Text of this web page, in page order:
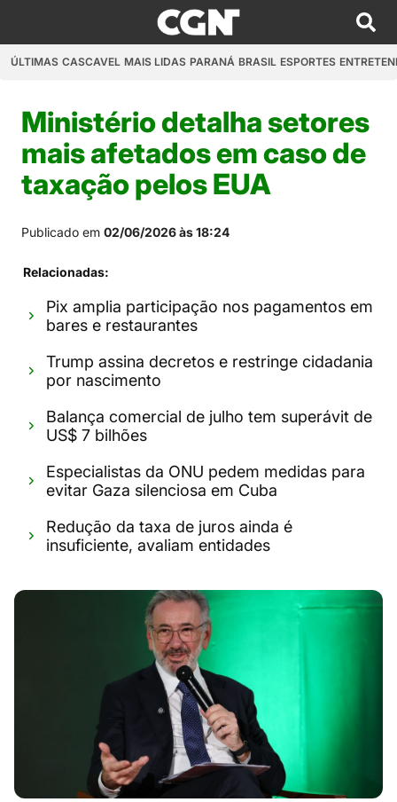
ÚLTIMAS CASCAVEL MAIS LIDAS PARANÁ BRASIL ESPORTES
Ministério detalha setores
mais afetados em caso de
taxação pelos EUA
Publicado em 02/06/2026 às 18:24
Relacionadas:
Pix amplia participação nos pagamentos em
bares e restaurantes
Trump assina decretos e restringe cidadania
por nascimento
Balança comercial de julho tem superávit de
US$ 7 bilhões
Especialistas da ONU pedem medidas para
evitar Gaza silenciosa em Cuba
Redução da taxa de juros ainda é
insuficiente, avaliam entidades